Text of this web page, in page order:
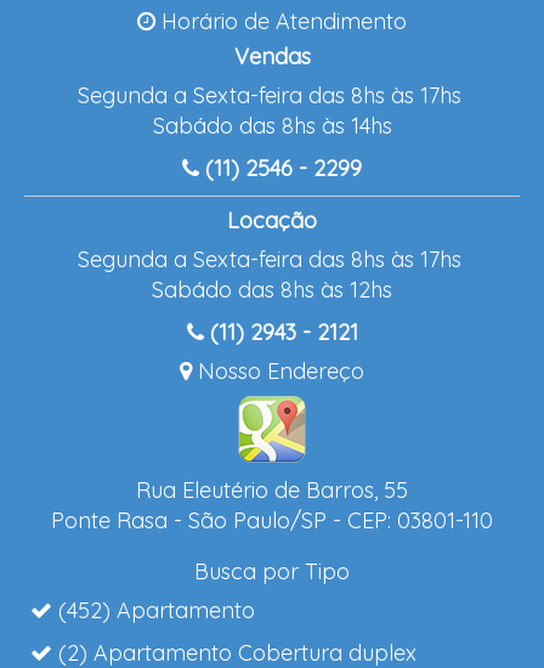
Horário de Atendimento
Vendas
Segunda a Sexta-feira das 8hs às 17hs
Sabádo das 8hs às 14hs
(11) 2546 - 2299
Locação
Segunda a Sexta-feira das 8hs às 17hs
Sabádo das 8hs às 12hs
(11) 2943 - 2121
Nosso Endereço
Rua Eleutério de Barros, 55
Ponte Rasa - São Paulo/SP - CEP: 03801-110
Busca por Tipo
(452) Apartamento
(2) Apartamento Cobertura duplex